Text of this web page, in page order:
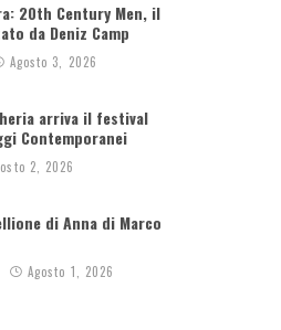
20th Century Men, il
da Deniz Camp
Agosto 3, 2026
arriva il festival
Contemporanei
2, 2026
di Anna di Marco
Agosto 1, 2026